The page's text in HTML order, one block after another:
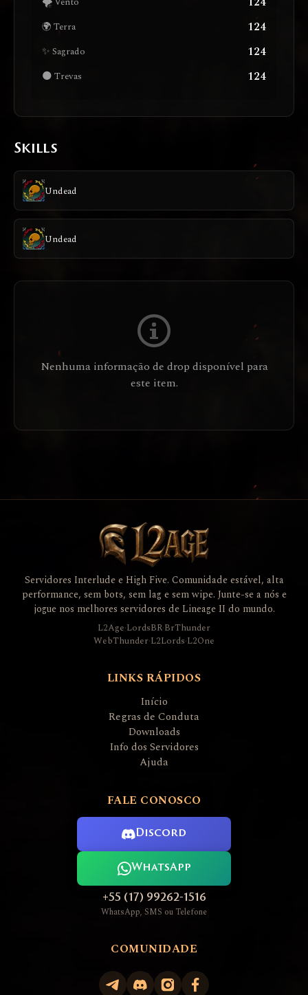
🌍 Terra 124
✨ Sagrado 124
🌑 Trevas 124
Skills
Undead
Undead
Nenhuma informação de drop disponível para
este item.
Servidores Interlude e High Five. Comunidade estável, alta
performance, sem bots, sem lag e sem wipe. Junte-se a nós e
jogue nos melhores servidores de Lineage II do mundo.
L2Age·LordsBR·BrThunder
WebThunder·L2Lords·L2One
LINKS RÁPIDOS
Início
Regras de Conduta
Downloads
Info dos Servidores
Ajuda
FALE CONOSCO
Discord
WhatsApp
+55 (17) 99262-1516
WhatsApp, SMS ou Telefone
COMUNIDADE